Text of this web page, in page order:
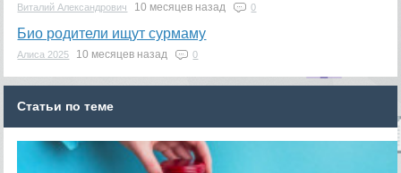
Виталий Александрович 10 месяцев назад 0
Био родители ищут сурмаму
Алиса 2025 10 месяцев назад 0
Статьи по теме